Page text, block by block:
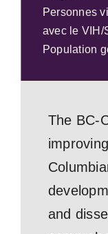
Personnes
avec le VIH/
Population
The BC-
and